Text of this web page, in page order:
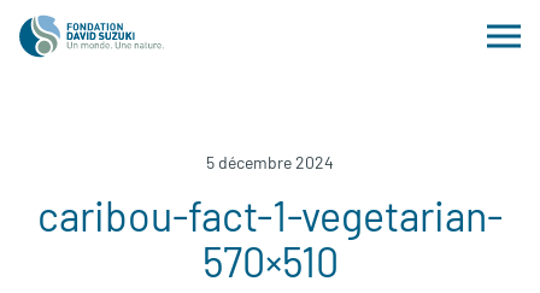
5 décembre 2024
caribou-fact-1-vegetarian-
570×510